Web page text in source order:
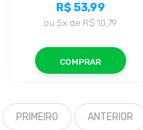
R$ 53,99
ou 5x de R$ 10,79
COMPRAR
PRIMEIRO ANTERIOR